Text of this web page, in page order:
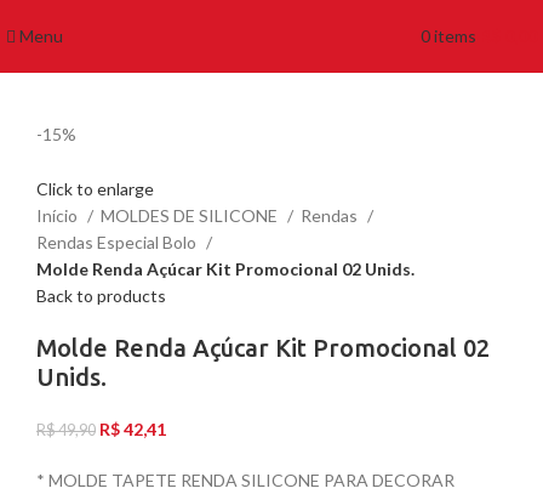
Menu 0items
-15%
Click to enlarge
Início
MOLDES DE SILICONE
Rendas
Rendas Especial Bolo
Molde Renda Açúcar Kit Promocional 02 Unids.
Back to products
Molde Renda Açúcar Kit Promocional 02
Unids.
R$49,90 R$42,41
* MOLDE TAPETE RENDA SILICONE PARA DECORAR